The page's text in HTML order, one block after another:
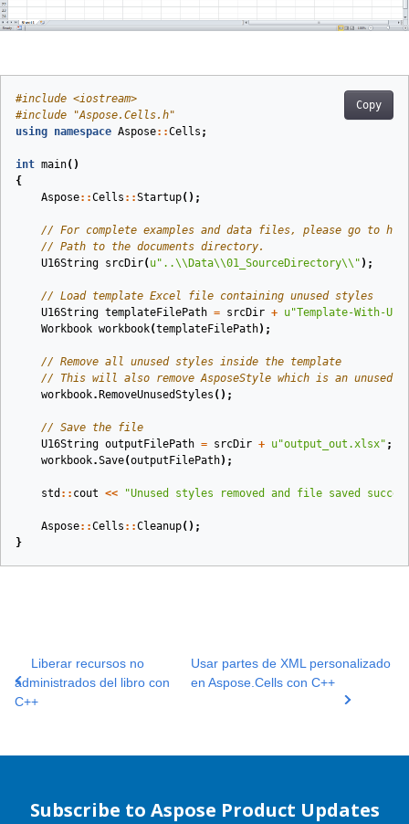
Copy
#include <iostream>
#include
"Aspose.Cells.h"
using namespace Aspose::Cells ;
int main()
{
Aspose::Cells ::Startup();
// For complete examples and data files, please go to
// Path to the documents directory.
U16String srcDir( u"..\\ Data\\01_SourceDirectory\\ " ) ;
// Load template Excel file containing unused styles
U16String templateFilePath = srcDir + u"Template-With-
Workbook workbook(templateFilePath) ;
// Remove all unused styles inside the template
// This will also remove AsposeStyle which is an unused
workbook. RemoveUnusedStyles ();
// Save the file
U16String outputFilePath = srcDir + u"output_out.xlsx" ;
workbook.Save(outputFilePath);
std :: cout << "Unused styles removed and file saved
Aspose::Cells ::Cleanup();
}
Liberar recursos no
administrados del libro con
C++
Usar partes de XML personalizado
en Aspose.Cells con C++
Subscribe to Aspose Product Updates